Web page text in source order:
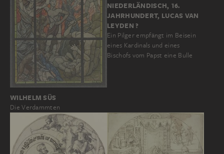
WILHELM SÜS
Die Verdammten
NIEDERLÄNDISCH, 16.
JAHRHUNDERT, LUCAS VAN
LEYDEN ?
Ein Pilger empfängt im Beisein
eines Kardinals und eines
Bischofs vom Papst eine Bulle